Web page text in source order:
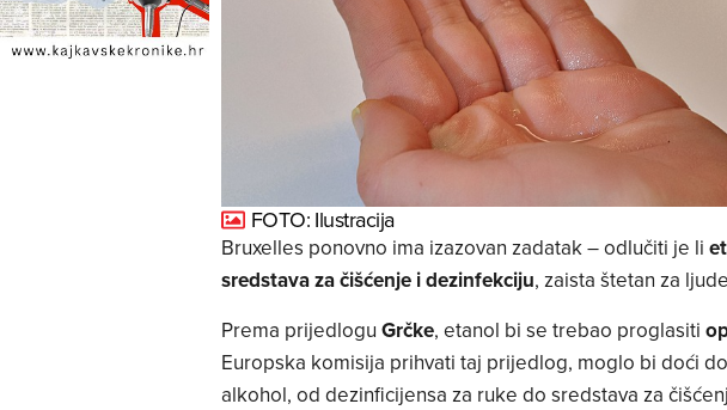
FOTO: Ilustracija
Bruxelles ponovno ima izazovan zadatak – odlučiti je li
sredstava za čišćenje i dezinfekciju, zaista štetan za
Prema prijedlogu Grčke, etanol bi se trebao proglasiti
Europska komisija prihvati taj prijedlog, moglo bi doći
alkohol, od dezinficijensa za ruke do sredstava za